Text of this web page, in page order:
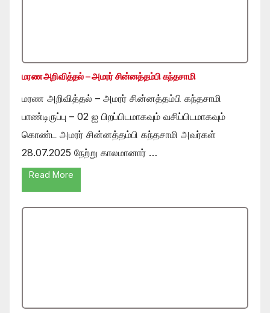
மரண அறிவித்தல் – அமரர் சின்னத்தம்பி கந்தசாமி
மரண அறிவித்தல் – அமரர் சின்னத்தம்பி கந்தசாமி
பாண்டிருப்பு – 02 ஐ பிறப்பிடமாகவும் வசிப்பிடமாகவும்
கொண்ட அமரர் சின்னத்தம்பி கந்தசாமி அவர்கள்
28.07.2025 நேற்று காலமானார் …
Read More